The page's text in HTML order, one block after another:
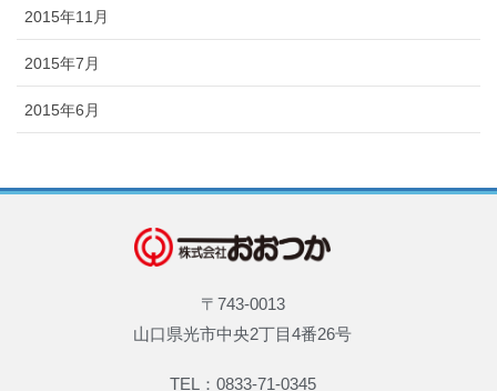
2015年11月
2015年7月
2015年6月
〒743-0013
山口県光市中央2丁目4番26号
TEL：0833-71-0345